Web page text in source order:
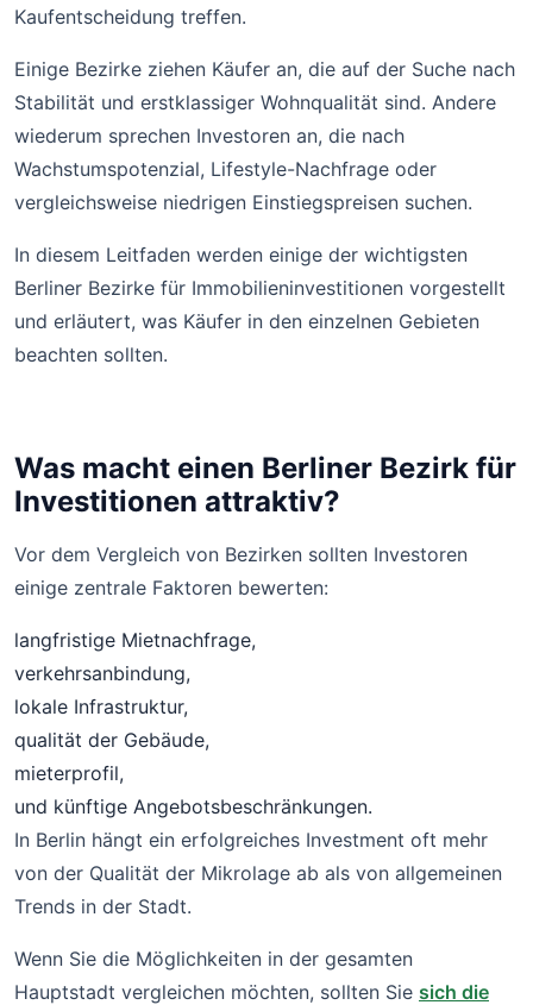
Kaufentscheidung treffen.
Einige Bezirke ziehen Käufer an, die auf der Suche nach
Stabilität und erstklassiger Wohnqualität sind. Andere
wiederum sprechen Investoren an, die nach
Wachstumspotenzial, Lifestyle-Nachfrage oder
vergleichsweise niedrigen Einstiegspreisen suchen.
In diesem Leitfaden werden einige der wichtigsten
Berliner Bezirke für Immobilieninvestitionen vorgestellt
und erläutert, was Käufer in den einzelnen Gebieten
beachten sollten.
Was macht einen Berliner Bezirk für
Investitionen attraktiv?
Vor dem Vergleich von Bezirken sollten Investoren
einige zentrale Faktoren bewerten:
langfristige Mietnachfrage,
verkehrsanbindung,
lokale Infrastruktur,
qualität der Gebäude,
mieterprofil,
und künftige Angebotsbeschränkungen.
In Berlin hängt ein erfolgreiches Investment oft mehr
von der Qualität der Mikrolage ab als von allgemeinen
Trends in der Stadt.
Wenn Sie die Möglichkeiten in der gesamten
Hauptstadt vergleichen möchten, sollten Sie sich die